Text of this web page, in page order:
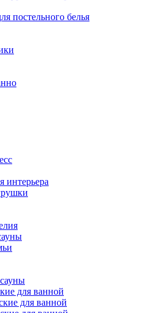
постельного белья
интерьера
для ванной
для ванной